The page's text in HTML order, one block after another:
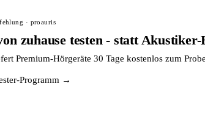
· proauris
zuhause testen - statt Akustiker-
Premium-Hörgeräte 30 Tage kostenlos zum
Programm →